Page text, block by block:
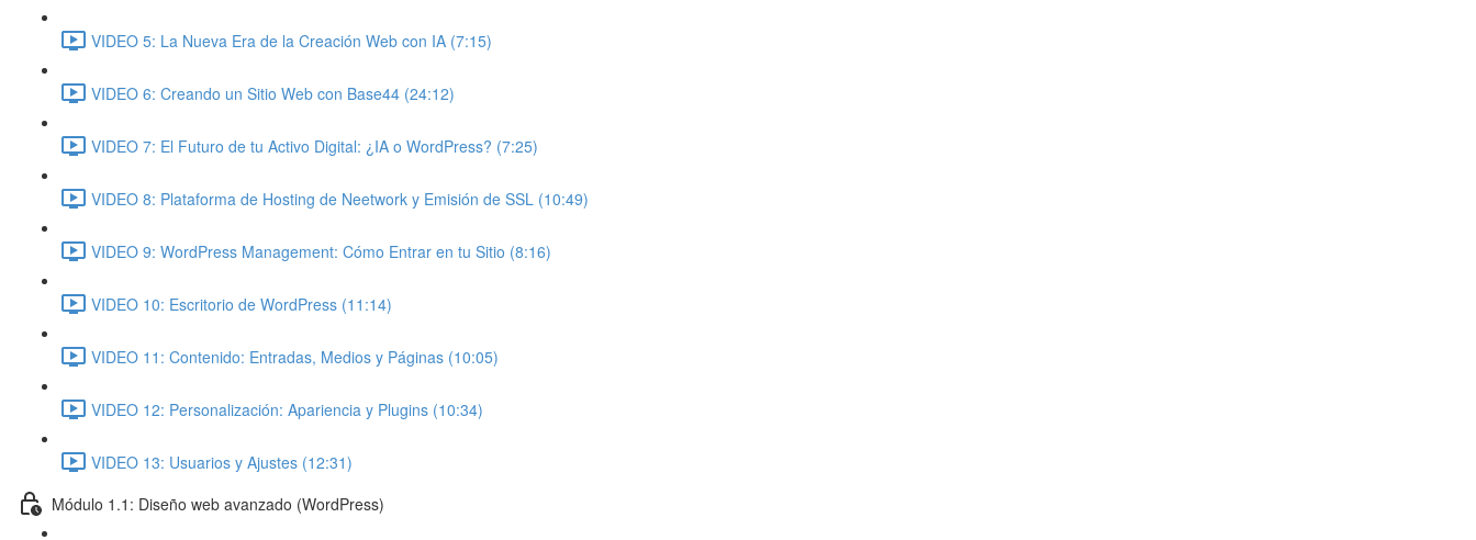
VIDEO 5: La Nueva Era de la Creación Web con IA (7:15)
VIDEO 6: Creando un Sitio Web con Base44 (24:12)
VIDEO 7: El Futuro de tu Activo Digital: ¿IA o WordPress? (7:25)
VIDEO 8: Plataforma de Hosting de Neetwork y Emisión de SSL (10:49)
VIDEO 9: WordPress Management: Cómo Entrar en tu Sitio (8:16)
VIDEO 10: Escritorio de WordPress (11:14)
VIDEO 11: Contenido: Entradas, Medios y Páginas (10:05)
VIDEO 12: Personalización: Apariencia y Plugins (10:34)
VIDEO 13: Usuarios y Ajustes (12:31)
Módulo 1.1: Diseño web avanzado (WordPress)